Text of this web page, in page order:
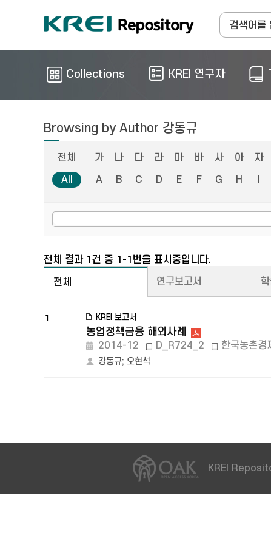
Collections KREI 연구자
Browsing by Author 강동규
전체 가 나 다 라 마 바 사 아 자
All
A B C D E F G H
전체 결과 1건 중 1-1번을 표시중입니다.
전체 연구보고서
1 KREI 보고서
농업정책금융 해외사례
2014-12 D_R724_2 한국농촌경
강동규; 오현석
KREI